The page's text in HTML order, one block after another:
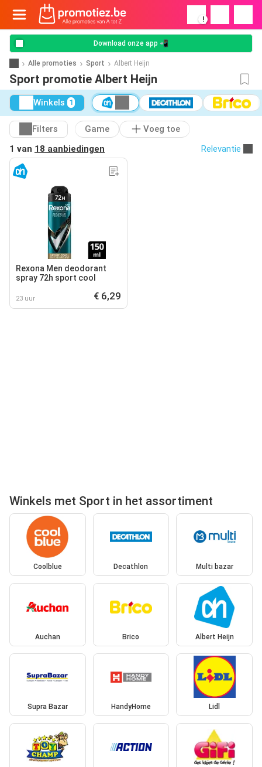
!
Download onze app 📲
Alle promoties Sport Albert Heijn
Sport promotie Albert Heijn
Winkels 1
Filters Game
Voeg toe
1 van 18 aanbiedingen Relevantie
Rexona Men deodorant
spray 72h sport cool
23 uur € 6,29
Winkels met Sport in het assortiment
Coolblue Decathlon Multi bazar
Auchan Brico Albert Heijn
Supra Bazar HandyHome Lidl